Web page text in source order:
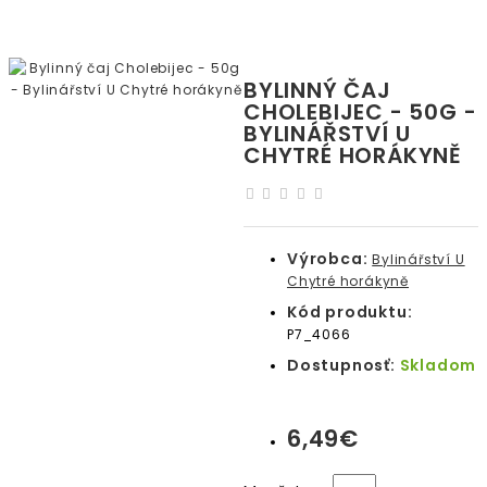
BYLINNÝ ČAJ
CHOLEBIJEC - 50G -
BYLINÁŘSTVÍ U
CHYTRÉ HORÁKYNĚ
Výrobca: Bylinářství U
Chytré horákyně
Kód produktu:
P7_4066
Dostupnosť: Skladom
6,49€